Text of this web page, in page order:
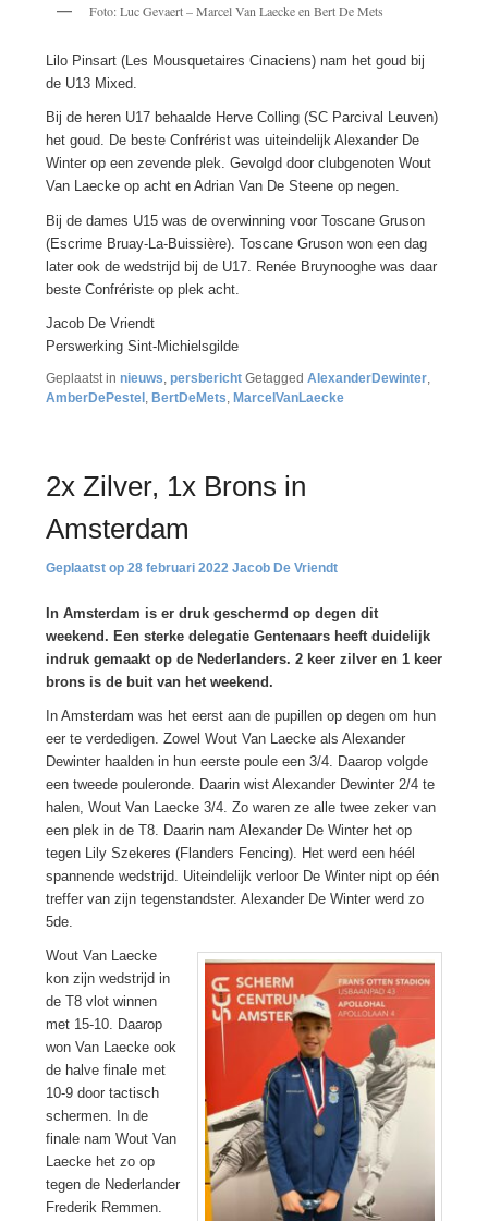
Foto: Luc Gevaert – Marcel Van Laecke en Bert De Mets
Lilo Pinsart (Les Mousquetaires Cinaciens) nam het goud bij
de U13 Mixed.
Bij de heren U17 behaalde Herve Colling (SC Parcival Leuven)
het goud. De beste Confrérist was uiteindelijk Alexander De
Winter op een zevende plek. Gevolgd door clubgenoten Wout
Van Laecke op acht en Adrian Van De Steene op negen.
Bij de dames U15 was de overwinning voor Toscane Gruson
(Escrime Bruay-La-Buissière). Toscane Gruson won een dag
later ook de wedstrijd bij de U17. Renée Bruynooghe was daar
beste Confrériste op plek acht.
Jacob De Vriendt
Perswerking Sint-Michielsgilde
Geplaatst in nieuws, persbericht Getagged AlexanderDewinter,
AmberDePestel , BertDeMets, MarcelVanLaecke
2x Zilver, 1x Brons in
Amsterdam
28 februari 2022 Jacob De Vriendt
In Amsterdam is er druk geschermd op degen dit
weekend. Een sterke delegatie Gentenaars heeft duidelijk
indruk gemaakt op de Nederlanders. 2 keer zilver en 1 keer
brons is de buit van het weekend.
In Amsterdam was het eerst aan de pupillen op degen om hun
eer te verdedigen. Zowel Wout Van Laecke als Alexander
Dewinter haalden in hun eerste poule een 3/4. Daarop volgde
een tweede pouleronde. Daarin wist Alexander Dewinter 2/4 te
halen, Wout Van Laecke 3/4. Zo waren ze alle twee zeker van
een plek in de T8. Daarin nam Alexander De Winter het op
tegen Lily Szekeres (Flanders Fencing). Het werd een héél
spannende wedstrijd. Uiteindelijk verloor De Winter nipt op één
treffer van zijn tegenstandster. Alexander De Winter werd zo
5de.
Wout Van Laecke
kon zijn wedstrijd in
de T8 vlot winnen
met 15-10. Daarop
won Van Laecke ook
de halve finale met
10-9 door tactisch
schermen. In de
finale nam Wout Van
Laecke het zo op
tegen de Nederlander
Frederik Remmen.